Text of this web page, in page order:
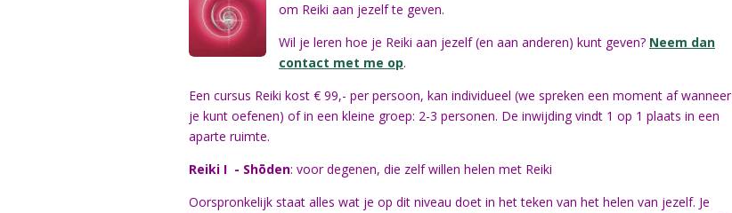
om Reiki aan jezelf te geven.
Wil je leren hoe je Reiki aan jezelf (en aan anderen) kunt geven? Neem dan
contact met me op.
Een cursus Reiki kost € 99,- per persoon, kan individueel (we spreken een moment af wanneer
je kunt oefenen) of in een kleine groep: 2-3 personen. De inwijding vindt 1 op 1 plaats in een
aparte ruimte.
Reiki I - Shōden: voor degenen, die zelf willen helen met Reiki
Oorspronkelijk staat alles wat je op dit niveau doet in het teken van het helen van jezelf. Je